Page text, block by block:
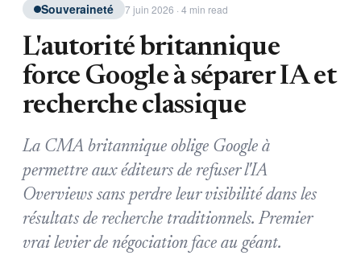
Souveraineté 7 juin 2026 · 4 min read
L'autorité britannique
force Google à séparer IA et
recherche classique
La CMA britannique oblige Google à
permettre aux éditeurs de refuser l'IA
Overviews sans perdre leur visibilité dans les
résultats de recherche traditionnels. Premier
vrai levier de négociation face au géant.